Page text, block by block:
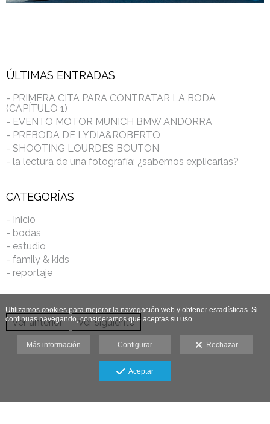
ÚLTIMAS ENTRADAS
- PRIMERA CITA PARA CONTRATAR LA BODA
(CAPÍTULO 1)
- EVENTO MOTOR MUNICH BMW ANDORRA
- PREBODA DE LYDIA&ROBERTO
- SHOOTING LOURDES BOUTON
- la lectura de una fotografía: ¿sabemos explicarlas?
CATEGORÍAS
- Inicio
- bodas
- estudio
- family & kids
- reportaje
ver anterior ver siguiente
Utilizamos cookies para mejorar la navegación web y obtener estadísticas. Si
continuas navegando, consideramos que aceptas su uso.
Más información Configurar Rechazar
Aceptar